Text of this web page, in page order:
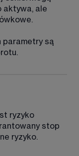
aktywa, ale
parametry są
ryzyko
stop
ryzyko.